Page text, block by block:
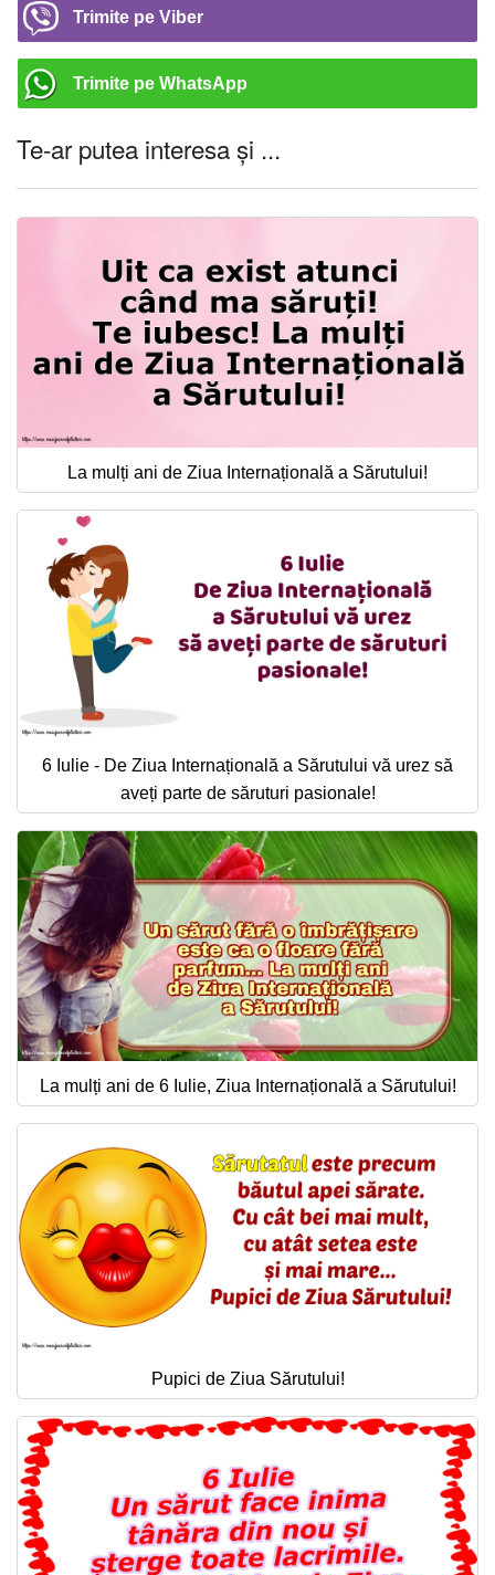
Trimite pe Viber
Trimite pe WhatsApp
Te-ar putea interesa și ...
La mulți ani de Ziua Internațională a Sărutului!
6 Iulie - De Ziua Internațională a Sărutului vă urez să
aveți parte de săruturi pasionale!
La mulți ani de 6 Iulie, Ziua Internațională a Sărutului!
Pupici de Ziua Sărutului!